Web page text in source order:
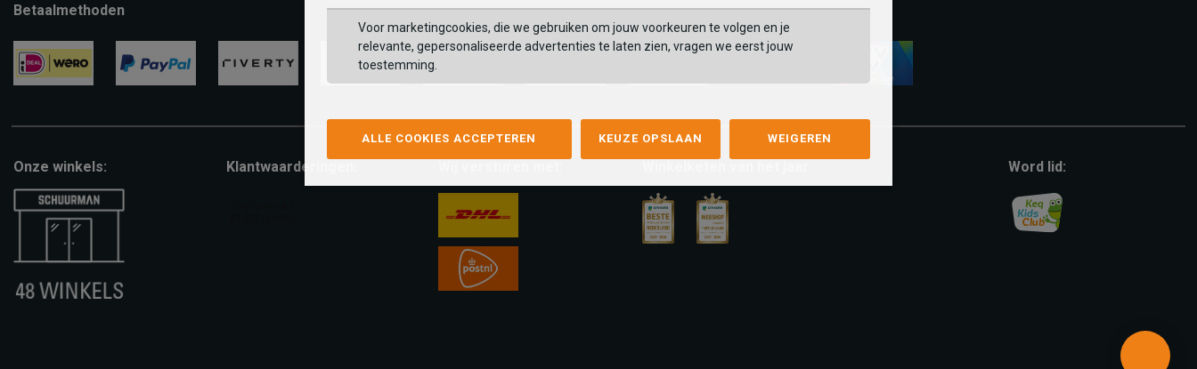
Betaalmethoden
Onze winkels: Klantwaarderingen: Word lid:
Voor marketingcookies, die we gebruiken om jouw voorkeuren te volgen en je
relevante, gepersonaliseerde advertenties te laten zien, vragen we eerst jouw
toestemming.
ALLE COOKIES ACCEPTEREN KEUZE OPSLAAN WEIGEREN